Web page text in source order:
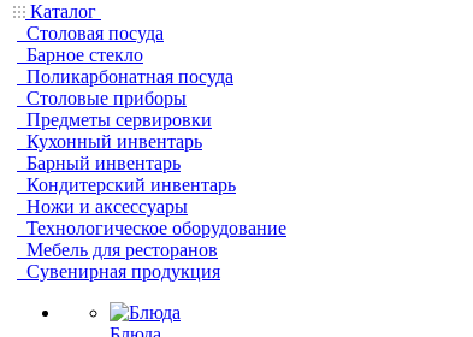
Каталог
Столовая посуда
Барное стекло
Поликарбонатная посуда
Столовые приборы
Предметы сервировки
Кухонный инвентарь
Барный инвентарь
Кондитерский инвентарь
Ножи и аксессуары
Технологическое оборудование
Мебель для ресторанов
Сувенирная продукция